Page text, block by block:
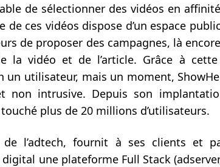
de sélectionner des vidéos en
de ces vidéos dispose d’un espace
de proposer des campagnes, là
la vidéo et de l’article. Grâce à
un utilisateur, mais un moment,
non intrusive. Depuis son
plus de 20 millions d’utilisateurs.
l’adtech, fournit à ses clients et
une plateforme Full Stack